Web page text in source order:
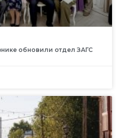
обновили отдел ЗАГС